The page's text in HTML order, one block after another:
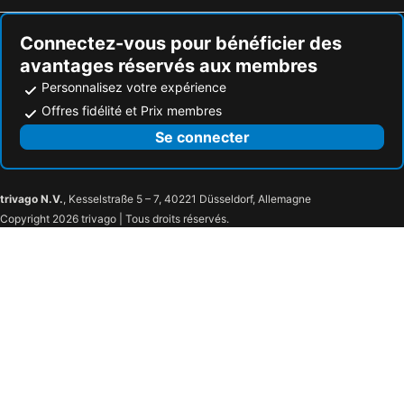
Connectez-vous pour bénéficier des
avantages réservés aux membres
Personnalisez votre expérience
Offres fidélité et Prix membres
Se connecter
trivago N.V., Kesselstraße 5 – 7, 40221 Düsseldorf, Allemagne
Copyright 2026 trivago | Tous droits réservés.